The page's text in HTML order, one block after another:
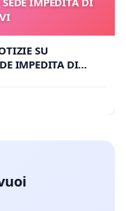
SU
IMPEDITA DI